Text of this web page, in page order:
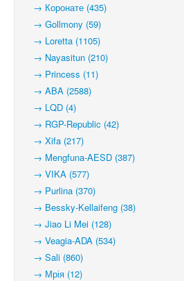
→ Коронате (435)
→ Gollmony (59)
→ Loretta (1105)
→ Nayasitun (210)
→ Princess (11)
→ ABA (2588)
→ LQD (4)
→ RGP-Republic (42)
→ Xifa (217)
→ Mengfuna-AESD (387)
→ VIKA (577)
→ Purlina (370)
→ Bessky-Kellaifeng (38)
→ Jiao Li Mei (128)
→ Veagia-ADA (534)
→ Sali (860)
→ Мрія (12)